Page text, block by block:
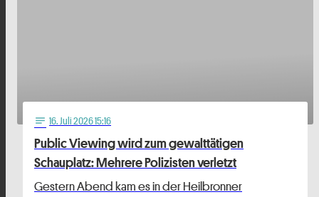
notes 16. Juli 2026 15:16
Public Viewing wird zum gewalttätigen
Schauplatz: Mehrere Polizisten verletzt
Gestern Abend kam es in der Heilbronner